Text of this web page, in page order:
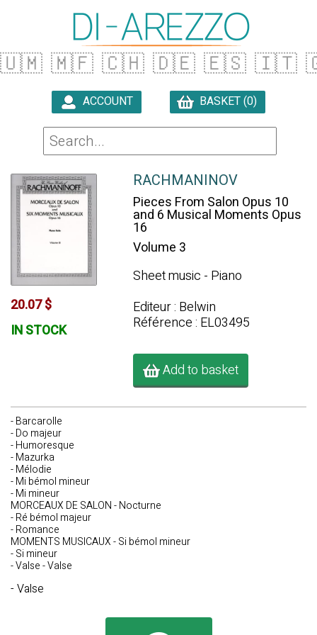
🇺🇲 🇲🇫 🇨🇭 🇩🇪 🇪🇸 🇮🇹
ACCOUNT BASKET (0)
20.07 $
IN STOCK
RACHMANINOV
Pieces From Salon Opus 10
and 6 Musical Moments Opus
16
Volume 3
Sheet music - Piano
Editeur : Belwin
Référence : EL03495
Add to basket
- Barcarolle
- Do majeur
- Humoresque
- Mazurka
- Mélodie
- Mi bémol mineur
- Mi mineur
MORCEAUX DE SALON - Nocturne
- Ré bémol majeur
- Romance
MOMENTS MUSICAUX - Si bémol mineur
- Si mineur
- Valse - Valse
- Valse